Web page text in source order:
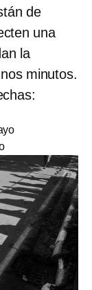
de
una
la
minutos.